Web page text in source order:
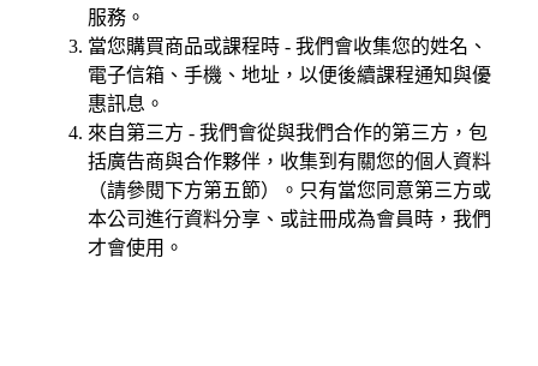
服務。
當您購買商品或課程時 - 我們會收集您的姓名、
電子信箱、手機、地址，以便後續課程通知與優
惠訊息。
來自第三方 - 我們會從與我們合作的第三方，包
括廣告商與合作夥伴，收集到有關您的個人資料
（請參閱下方第五節）。只有當您同意第三方或
本公司進行資料分享、或註冊成為會員時，我們
才會使用。